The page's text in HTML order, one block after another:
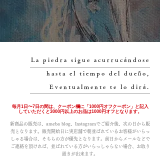
La piedra sigue acurrucándose
hasta el tiempo del dueño,
Eventualmente te lo dirá.
毎月1日〜7日の間は、クーポン欄に「1000円オフクーポン」と記入
していただくと3000円以上のお品は1000円オフとなります。
新商品の販売は、ameba blog、Instagramでご紹介後、次の日から販
売となります。販売開始日に実店舗で朝並ばれているお客様がいらっ
しゃる場合は、そちらの方が優先となります。前日からメールなどで
ご連絡を頂ければ、並ばれている方がいらっしゃらない場合、お取り
置きが出来ます。